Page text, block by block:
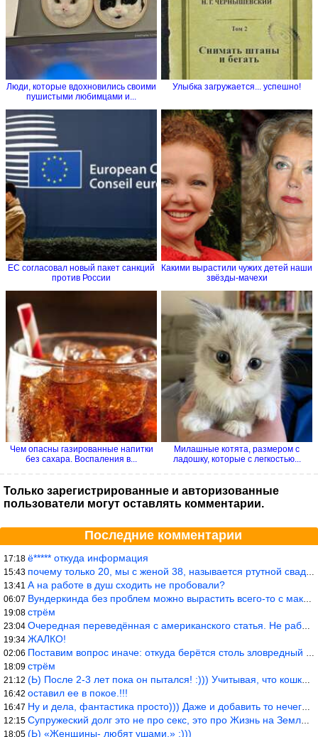
Люди, которые вдохновились своими
пушистыми любимцами и...
Улыбка загружается... успешно!
ЕС согласовал новый пакет санкций
против России
Какими вырастили чужих детей наши
звёзды-мачехи
Чем опасны газированные напитки
без сахара. Воспаления в...
Милашные котята, размером с
ладошку, которые с легкостью...
Только зарегистрированные и авторизованные
пользователи могут оставлять комментарии.
Последние комментарии
17:18 ё***** откуда информация
15:43 почему только 20, мы с женой 38, называется ртутной свадьбой, гр
13:41 А на работе в душ сходить не пробовали?
06:07 Вундеркинда без проблем можно вырастить всего-то с максимально р
19:08 стрём
23:04 Очередная переведённая с американского статья. Не работает эта ф
19:34 ЖАЛКО!
02:06 Поставим вопрос иначе: откуда берётся столь зловредный феминизм?
18:09 стрём
21:12 (Ь) После 2-3 лет пока он пытался! :))) Учитывая, что кошки 10-1
16:42 оставил ее в покое.!!!
16:47 Ну и дела, фантастика просто))) Даже и добавить то нечего…
12:15 Супружеский долг это не про секс, это про Жизнь на Земле. Супруж
18:05 (Ь) «Женщины- любят ушами.» :)))